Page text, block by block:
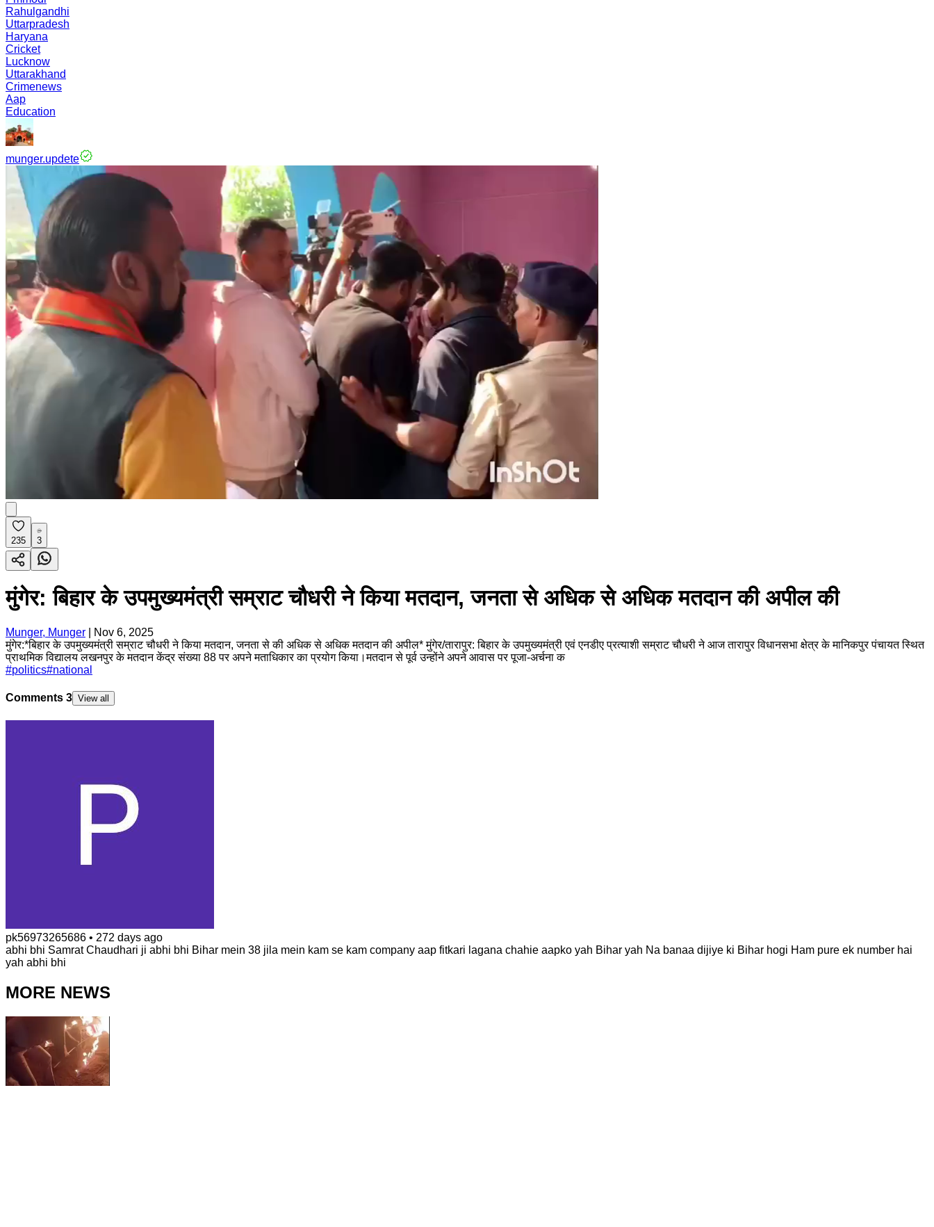
Rahulgandhi
Uttarpradesh
Haryana
Cricket
Lucknow
Uttarakhand
Crimenews
Aap
Education
munger.updete
235 3
मुंगेर: बिहार के उपमुख्यमंत्री सम्राट चौधरी ने किया मतदान, जनता से अधिक से अधिक मतदान की अपील की
Munger, Munger
Nov 6, 2025
मुंगेर:*बिहार के उपमुख्यमंत्री सम्राट चौधरी ने किया मतदान, जनता से की अधिक से अधिक मतदान की अपील* मुंगेर/तारापुर: बिहार के उपमुख्यमंत्री एवं एनडीए प्रत्याशी सम्राट चौधरी ने आज तारापुर विधानसभा क्षेत्र के मानिकपुर पंचायत स्थित
प्राथमिक विद्यालय लखनपुर के मतदान केंद्र संख्या 88 पर अपने मताधिकार का प्रयोग किया।मतदान से पूर्व उन्होंने अपने आवास पर पूजा-अर्चना क
#politics#national
Comments 3 View all
pk56973265686 • 272 days ago
abhi bhi Samrat Chaudhari ji abhi bhi Bihar mein 38 jila mein kam se kam company aap fitkari lagana chahie aapko yah Bihar yah Na banaa dijiye ki Bihar hogi Ham pure ek number hai
yah abhi bhi
MORE NEWS